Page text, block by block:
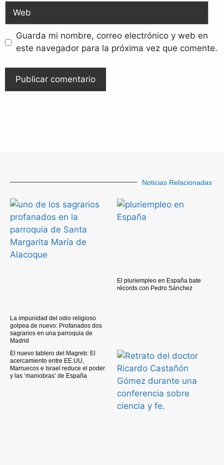
Guarda mi nombre, correo electrónico y web en
este navegador para la próxima vez que comente.
Noticias Relacionadas
La impunidad del odio religioso
golpea de nuevo: Profanados dos
sagrarios en una parroquia de
Madrid
El pluriempleo en España bate
récords con Pedro Sánchez
El nuevo tablero del Magreb: El
acercamiento entre EE.UU,
Marruecos e Israel reduce el poder
y las ‘maniobras’ de España